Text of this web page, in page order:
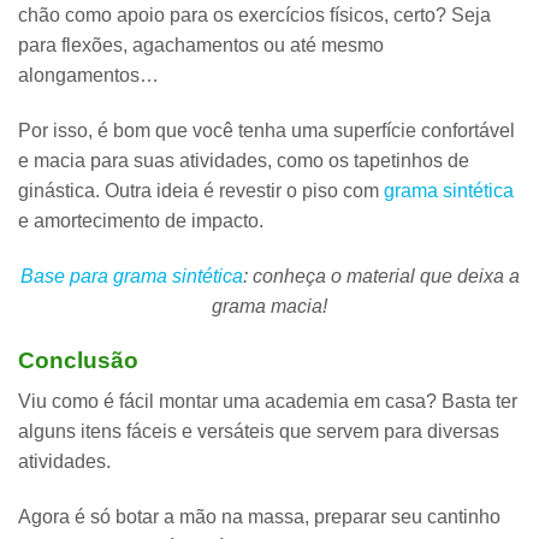
chão como apoio para os exercícios físicos, certo? Seja
para flexões, agachamentos ou até mesmo
alongamentos…
Por isso, é bom que você tenha uma superfície confortável
e macia para suas atividades, como os tapetinhos de
ginástica. Outra ideia é revestir o piso com grama sintética
e amortecimento de impacto.
Base para grama sintética: conheça o material que deixa a
grama macia!
Conclusão
Viu como é fácil montar uma academia em casa? Basta ter
alguns itens fáceis e versáteis que servem para diversas
atividades.
Agora é só botar a mão na massa, preparar seu cantinho